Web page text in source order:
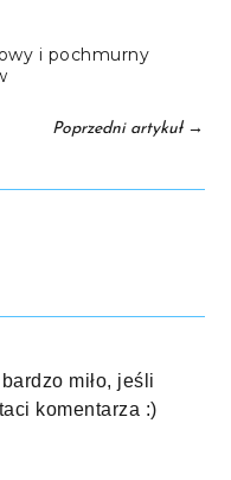
i pochmurny
Poprzedni artykuł→
miło, jeśli
komentarza :)